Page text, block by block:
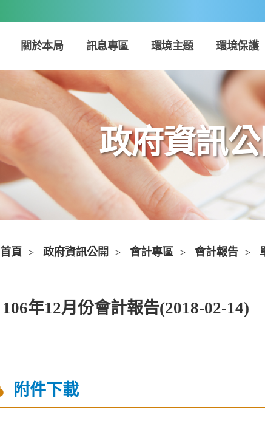
關於本局 訊息專區 環境主題 環境保護
政府資訊
首頁 > 政府資訊公開 > 會計專區 > 會計報告 >
106年12月份會計報告(2018-02-14)
附件下載